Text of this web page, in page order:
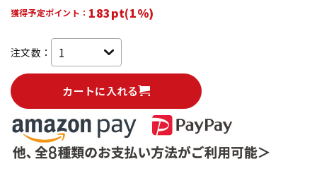
獲得予定ポイント： 183pt(1%)
注文数：
カートに入れる